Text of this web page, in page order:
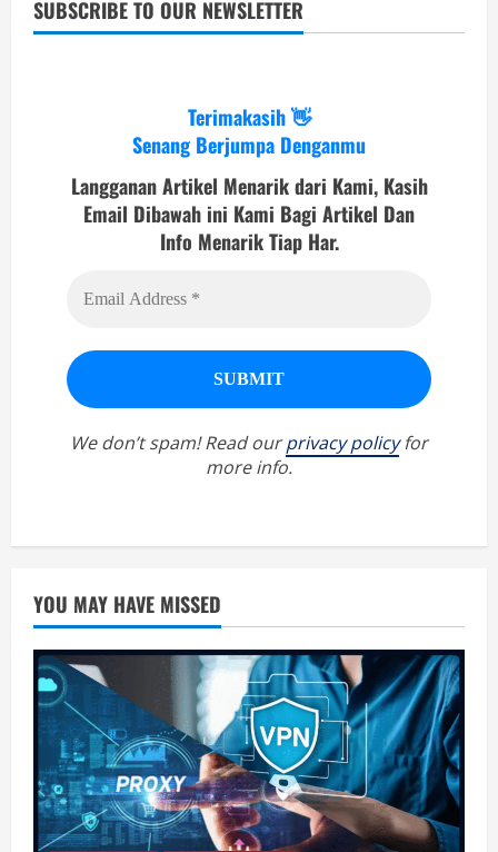
SUBSCRIBE TO OUR NEWSLETTER
Terimakasih 👋
Senang Berjumpa Denganmu
Langganan Artikel Menarik dari Kami, Kasih
Email Dibawah ini Kami Bagi Artikel Dan
Info Menarik Tiap Har.
We don’t spam! Read ourprivacy policyfor
more info.
YOU MAY HAVE MISSED